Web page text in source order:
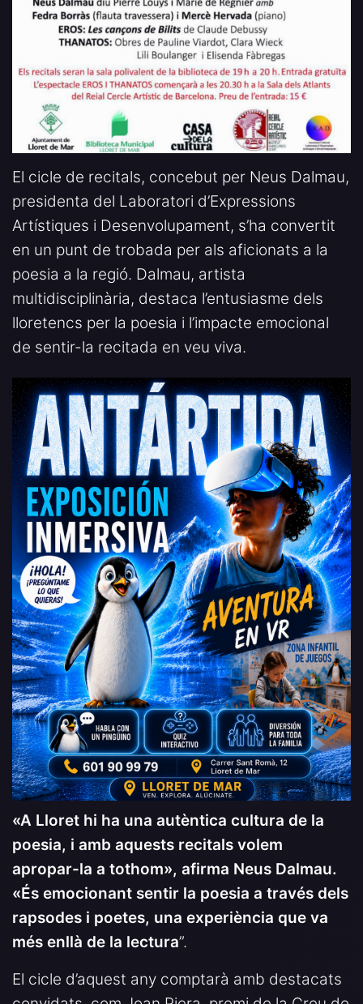
El cicle de recitals, concebut per Neus Dalmau,
presidenta del Laboratori d’Expressions
Artístiques i Desenvolupament, s’ha convertit
en un punt de trobada per als aficionats a la
poesia a la regió. Dalmau, artista
multidisciplinària, destaca l’entusiasme dels
lloretencs per la poesia i l’impacte emocional
de sentir-la recitada en veu viva.
«A Lloret hi ha una autèntica cultura de la
poesia, i amb aquests recitals volem
apropar-la a tothom», afirma Neus Dalmau.
«És emocionant sentir la poesia a través dels
rapsodes i poetes, una experiència que va
més enllà de la lectura”.
El cicle d’aquest any comptarà amb destacats